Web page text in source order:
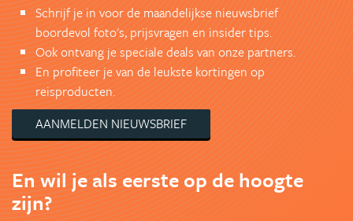
Schrijf je in voor de maandelijkse nieuwsbrief
boordevol foto's, prijsvragen en insider tips.
Ook ontvang je speciale deals van onze partners.
En profiteer je van de leukste kortingen op
reisproducten.
AANMELDEN NIEUWSBRIEF
En wil je als eerste op de hoogte
zijn?